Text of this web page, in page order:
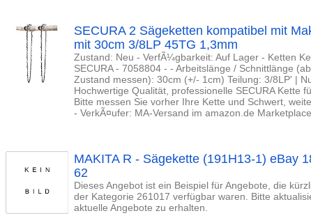
SECURA 2 Sägeketten kompatibel mit
mit 30cm 3/8LP 45TG 1,3mm
Zustand: Neu - VerfÃ¼gbarkeit: Auf Lager - Ketten
SECURA - 7058804 - - Arbeitslänge / Schnittlänge
Zustand messen): 30cm (+/- 1cm) Teilung: 3/8LP' |
Hochwertige Qualität, professionelle SECURA Kette
Bitte messen Sie vorher Ihre Kette und Schwert,
- VerkÃ¤ufer: MA-Versand im amazon.de Marketplace
MAKITA R - Sägekette (191H13-1) eBay
62
Dieses Angebot ist ein Beispiel für Angebote, die
der Kategorie 261017 verfügbar waren. Bitte
aktuelle Angebote zu erhalten.